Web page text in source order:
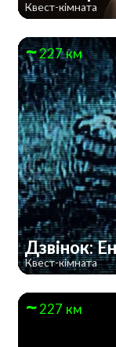
Квест-кімната
227 км
Дзвінок:
Квест-кімната
227 км